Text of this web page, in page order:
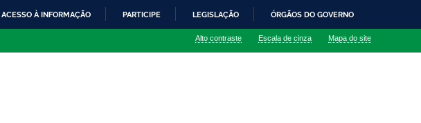
ACESSO À INFORMAÇÃO PARTICIPE LEGISLAÇÃO ÓRGÃOS DO GOVERNO
Alto contraste Escala de cinza Mapa do site